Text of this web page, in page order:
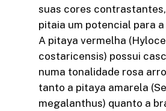
suas cores
pitaia um potencial para
A pitaya vermelha
costaricensis) possui
numa tonalidade rosa
tanto a pitaya amarela
megalanthus) quanto a